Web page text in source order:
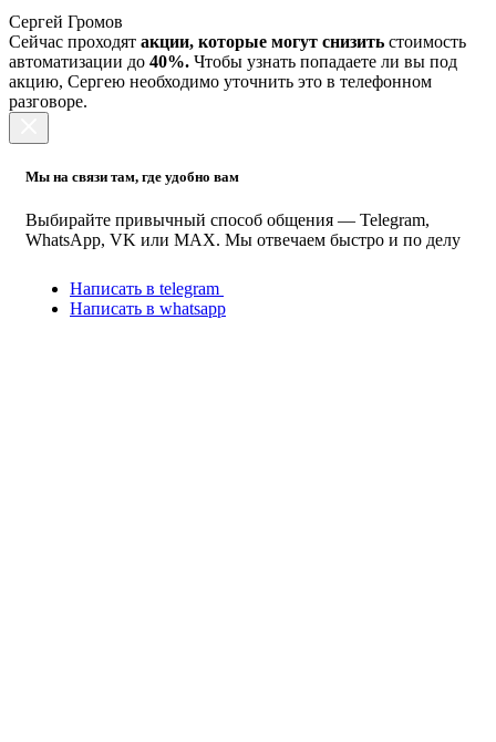
Сергей Громов
Сейчас проходят акции, которые могут снизить стоимость
автоматизации до 40%. Чтобы узнать попадаете ли вы под
акцию, Сергею необходимо уточнить это в телефонном
разговоре.
Мы на связи там, где удобно вам
Выбирайте привычный способ общения — Telegram,
WhatsApp, VK или MAX. Мы отвечаем быстро и по делу
Написать в telegram
Написать в whatsapp